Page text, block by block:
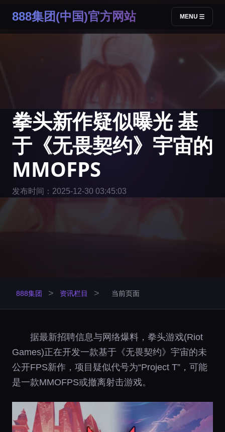
888集团(中国)官方网站 MENU
拳头新作疑似曝光 基
于《无畏契约》宇宙的
MMOFPS
发布时间：2025-12-30 03:45:03
888集团 > 资讯栏目 > 当前页面
据最新招聘信息与网络爆料，拳头游戏(Riot
Games)正在开发一款基于《无畏契约》宇宙的未
公开FPS新作，项目疑似代号为“Project T”，可能
是一款MMOFPS或撤离射击游戏。